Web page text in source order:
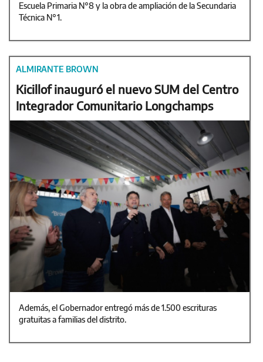
Escuela Primaria N°8 y la obra de ampliación de la Secundaria
Técnica N°1.
ALMIRANTE BROWN
Kicillof inauguró el nuevo SUM del Centro
Integrador Comunitario Longchamps
Además, el Gobernador entregó más de 1.500 escrituras
gratuitas a familias del distrito.